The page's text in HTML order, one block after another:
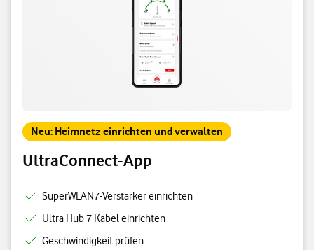
Neu: Heimnetz einrichten und verwalten
UltraConnect-App
SuperWLAN7-Verstärker einrichten
Ultra Hub 7 Kabel einrichten
Geschwindigkeit prüfen